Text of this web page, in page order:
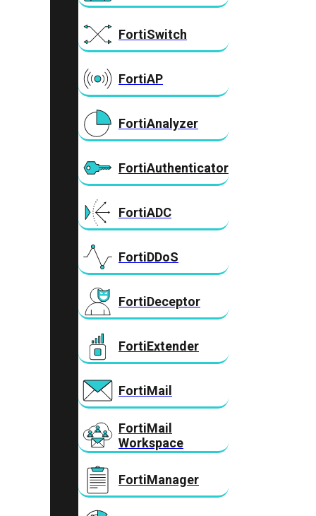
FortiSwitch
FortiAP
FortiAnalyzer
FortiAuthenticator
FortiADC
FortiDDoS
FortiDeceptor
FortiExtender
FortiMail
FortiMail
Workspace
FortiManager